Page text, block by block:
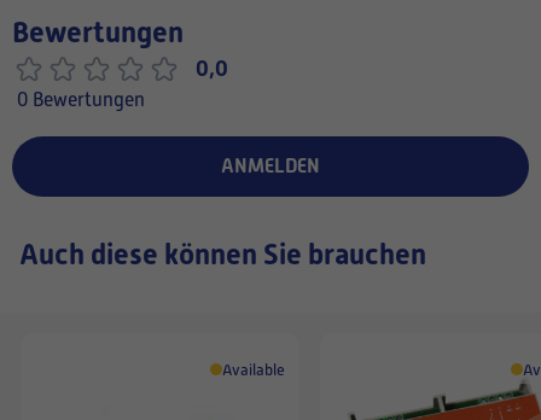
Bewertungen
0,0
0 Bewertungen
ANMELDEN
Auch diese können Sie brauchen
Available